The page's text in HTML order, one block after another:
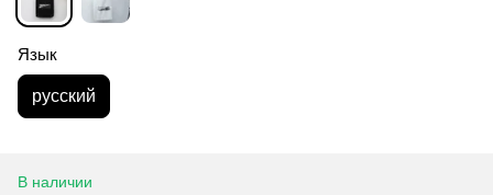
Язык
русский
В наличии